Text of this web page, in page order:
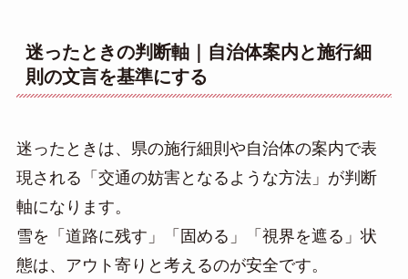
迷ったときの判断軸｜自治体案内と施行細
則の文言を基準にする
迷ったときは、県の施行細則や自治体の案内で表
現される「交通の妨害となるような方法」が判断
軸になります。
雪を「道路に残す」「固める」「視界を遮る」状
態は、アウト寄りと考えるのが安全です。